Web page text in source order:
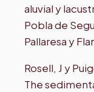
aluvial y
Pobla de
Pallaresa y
Rosell, J y
The